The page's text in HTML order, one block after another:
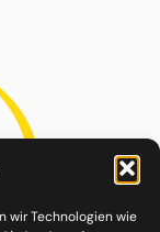
wir Technologien wie